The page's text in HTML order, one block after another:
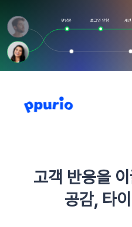
첫방문 로그인 안함 세
고객 반응을
공감, 타